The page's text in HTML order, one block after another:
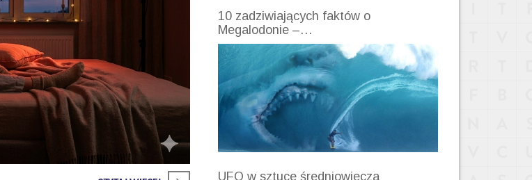
10 zadziwiających faktów o
Megalodonie –…
UFO w sztuce średniowiecza